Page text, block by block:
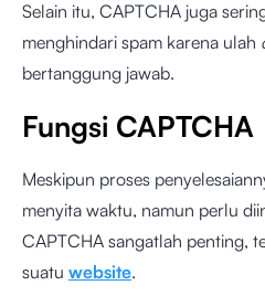
Selain itu, CAPTCHA juga
menghindari spam karena ulah
bertanggung jawab.
Fungsi CAPTCHA
Meskipun proses
menyita waktu, namun perlu
CAPTCHA sangatlah penting,
suatu website.